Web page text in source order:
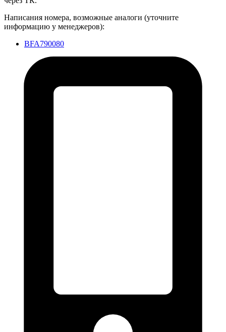
Написания номера, возможные аналоги (уточните
информацию у менеджеров):
BFA790080